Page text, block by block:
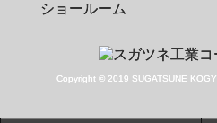
ショールーム
Copyright © 2019 SUGATSUNE